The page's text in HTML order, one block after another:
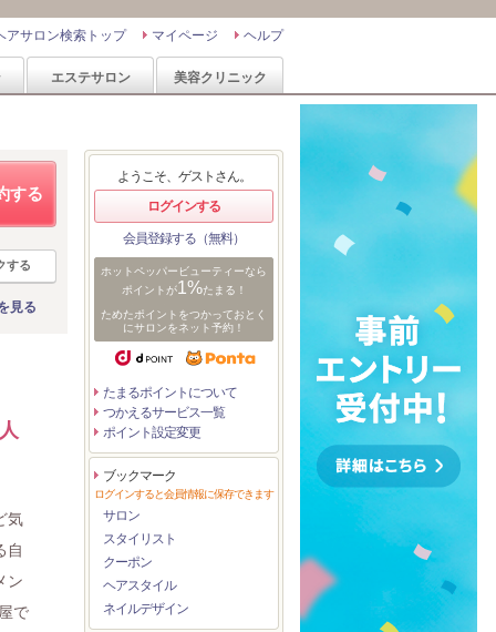
ヘルプ
マイページ
アサロン検索トップ
エステサロン 美容クリニック
する
する
見る
気
自
ン
で
ようこそ、ゲストさん。
ログインする
会員登録する（無料）
ホットペッパービューティーなら
ポイントが1%たまる！
ためたポイントをつかっておとく
にサロンをネット予約！
たまるポイントについて
つかえるサービス一覧
ポイント設定変更
ブックマーク
ログインすると会員情報に保存できます
サロン
スタイリスト
クーポン
ヘアスタイル
ネイルデザイン